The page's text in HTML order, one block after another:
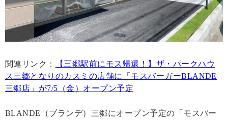
関連リンク：
【三郷駅前にモス帰還！】ザ・パークハウ
ス三郷となりのカスミの店舗に「モスバーガーBLANDE
三郷店」が7/5（金）オープン予定
BLANDE（ブランデ）三郷にオープン予定の「モスバー